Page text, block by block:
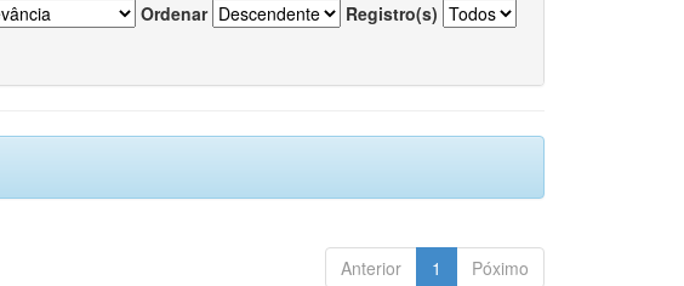
Ordenar Registro(s)
Anterior 1 Póximo